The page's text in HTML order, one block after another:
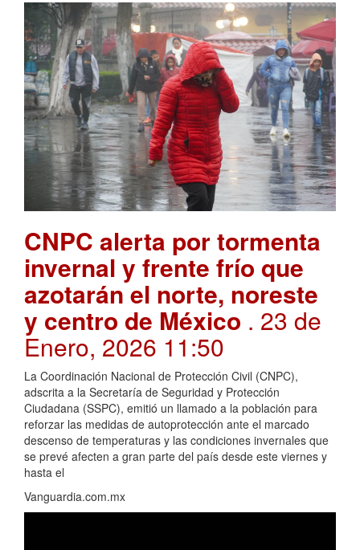
CNPC alerta por tormenta
invernal y frente frío que
azotarán el norte, noreste
y centro de México . 23 de
Enero, 2026 11:50
La Coordinación Nacional de Protección Civil (CNPC),
adscrita a la Secretaría de Seguridad y Protección
Ciudadana (SSPC), emitió un llamado a la población para
reforzar las medidas de autoprotección ante el marcado
descenso de temperaturas y las condiciones invernales que
se prevé afecten a gran parte del país desde este viernes y
hasta el
Vanguardia.com.mx